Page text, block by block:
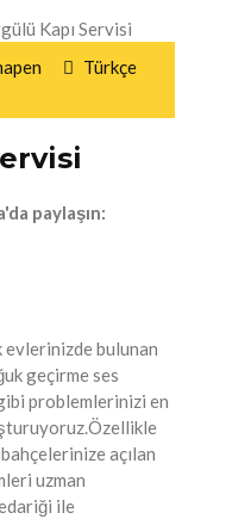
Türkçe
paylaşın:
evlerinizde bulunan
geçirme ses
problemlerinizi en
açılan
uzman
ile